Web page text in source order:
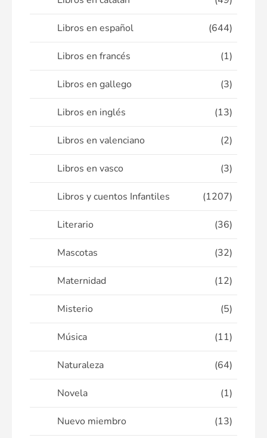
Libros en español (644)
Libros en francés (1)
Libros en gallego (3)
Libros en inglés (13)
Libros en valenciano (2)
Libros en vasco (3)
Libros y cuentos Infantiles (1207)
Literario (36)
Mascotas (32)
Maternidad (12)
Misterio (5)
Música (11)
Naturaleza (64)
Novela (1)
Nuevo miembro (13)